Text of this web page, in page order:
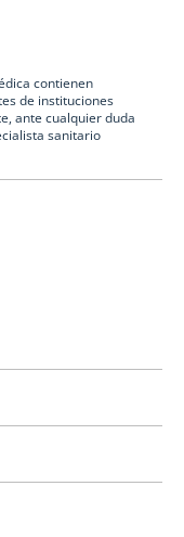
contienen
de instituciones
ante cualquier duda
sanitario